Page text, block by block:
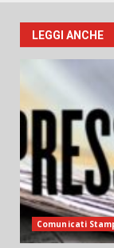
LEGGI ANCHE
Comunicati